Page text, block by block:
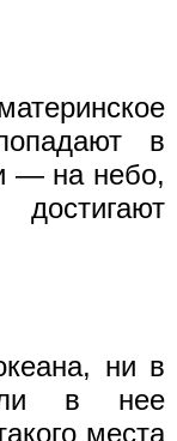
в
— на небо,
ни в
в нее
места